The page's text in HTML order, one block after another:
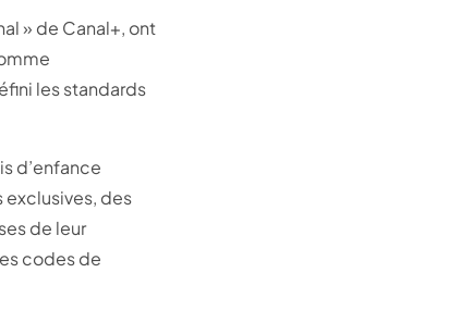
» de Canal+, ont
les standards
d’enfance
exclusives, des
de leur
codes de